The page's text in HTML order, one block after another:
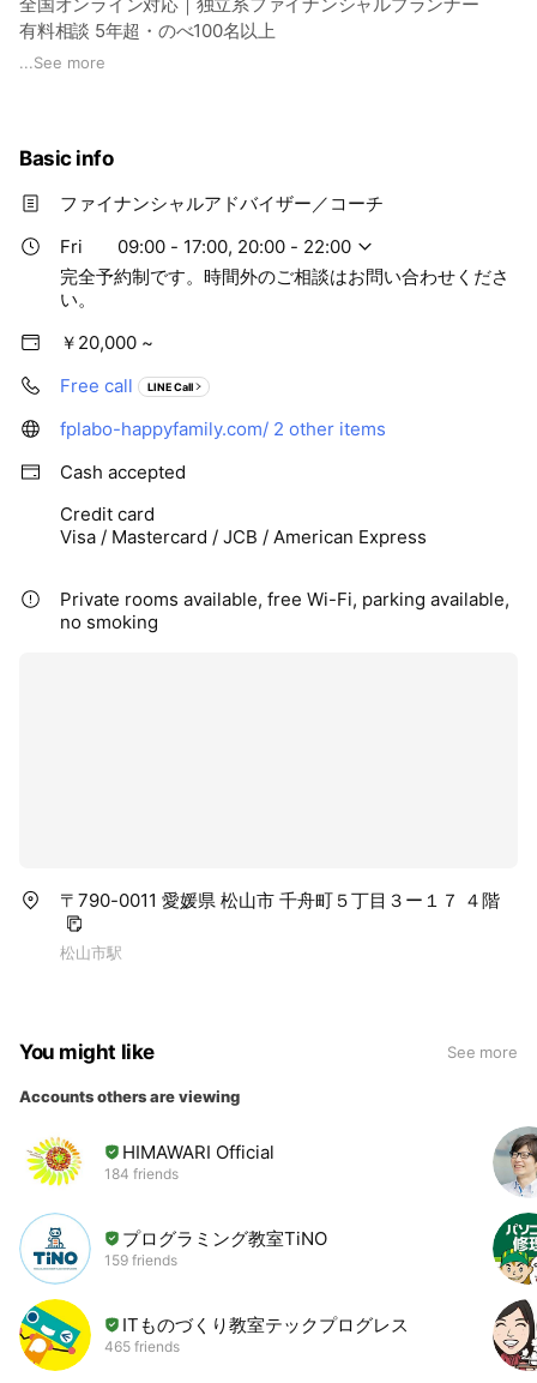
有料相談 5年超・のべ100名以上
ライフプランシミュレーション 1,000件超の実績
資産形成から老後の取り崩しまで、あなたらしい人生の舵取り
を伴走サポートします。
PRESIDENT Online・マネープラス・幻冬舎ゴールドオンライ
ンほか執筆多数
＊完全フィーベース・独立型＊
販売利益に依存せず、中立・公正な立場で意思決定をサポート
します。
教育費・住宅・老後資金をバランス良く計画し、将来の資産寿
命までをデザイン。
愛媛を拠点に、全国どこからでもオンラインでご相談いただけ
ます
地方からでも安心して相談できる環境を整えています。
...See more
Basic info
ファイナンシャルアドバイザー／コーチ
Fri
09:00 - 17:00, 20:00 - 22:00
完全予約制です。時間外のご相談はお問い合わせくださ
い。
￥20,000 ~
Free call
LINE Call
fplabo-happyfamily.com/ 2 other items
Cash accepted
Credit card
Visa / Mastercard / JCB / American Express
Private rooms available, free Wi-Fi, parking available,
no smoking
〒790-0011 愛媛県 松山市 千舟町５丁目３ー１７ ４階
松山市駅
You might like See more
Accounts others are viewing
HIMAWARI Official
184 friends
プログラミング教室TiNO
159 friends
ITものづくり教室テックプログレス
465 friends